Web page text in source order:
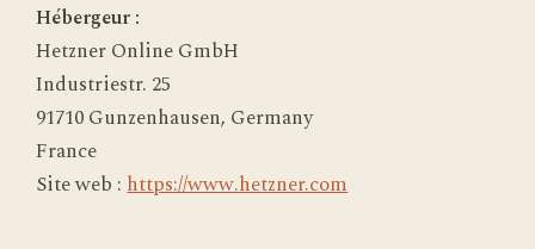
Hébergeur :
Hetzner Online GmbH
Industriestr. 25
91710 Gunzenhausen, Germany
France
Site web :https://www.hetzner.com